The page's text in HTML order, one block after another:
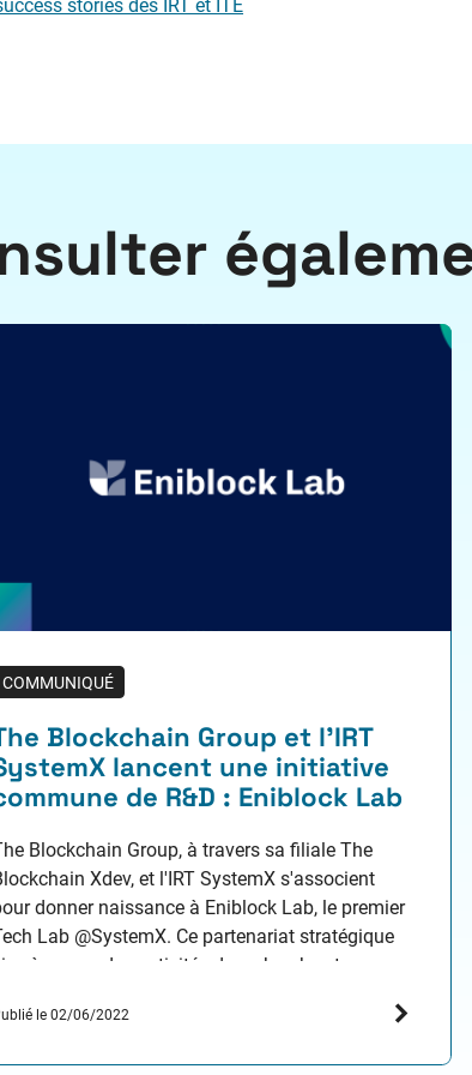
stories des IRT et ITE
COMMUNIQUÉ
Blockchain Group et l’IRT
lancent une initiative
de R&D : Eniblock Lab
Blockchain Group, à travers sa filiale The
Xdev, et l'IRT SystemX s'associent
donner naissance à Eniblock Lab, le premier
Lab @SystemX. Ce partenariat stratégique
vise à mener des activités de recherche et
blockchain innovantes. The Blockchain
le 02/06/2022